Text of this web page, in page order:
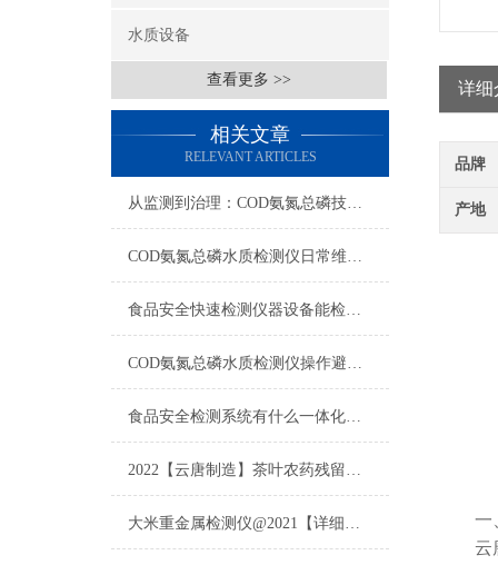
水质设备
查看更多 >>
相关文章
RELEVANT ARTICLES
从监测到治理：COD氨氮总磷技术的双领域实战解析
COD氨氮总磷水质检测仪日常维护与试剂管理，降低故障率就靠这几招
食品安全快速检测仪器设备能检什么？一张表说清适用范围
COD氨氮总磷水质检测仪操作避坑指南：这几个步骤直接影响数据准确性
食品安全检测系统有什么一体化配置·2023仪器仪表推荐·山东云唐
2022【云唐制造】茶叶农药残留检测仪多少钱一台@山东云唐仪器仪表制造
大米重金属检测仪@2021【详细版本】@专业检测大米重金属仪器仪表
详细
品牌
产地
一、
云